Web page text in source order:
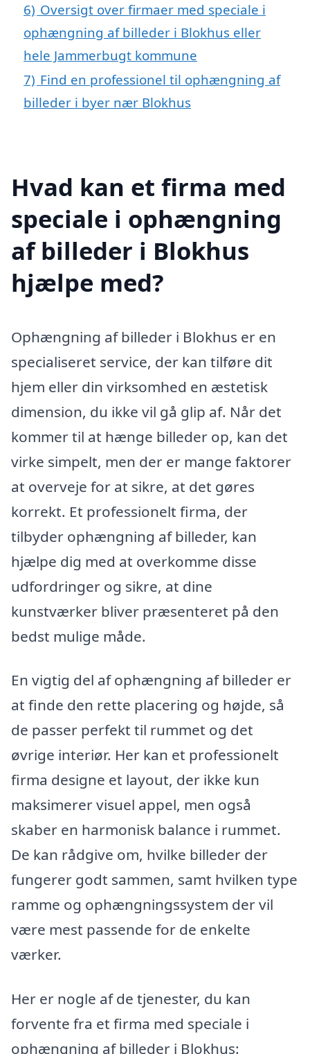
6) Oversigt over firmaer med speciale i
ophængning af billeder i Blokhus eller
hele Jammerbugt kommune
7) Find en professionel til ophængning af
billeder i byer nær Blokhus
Hvad kan et firma med
speciale i ophængning
af billeder i Blokhus
hjælpe med?
Ophængning af billeder i Blokhus er en
specialiseret service, der kan tilføre dit
hjem eller din virksomhed en æstetisk
dimension, du ikke vil gå glip af. Når det
kommer til at hænge billeder op, kan det
virke simpelt, men der er mange faktorer
at overveje for at sikre, at det gøres
korrekt. Et professionelt firma, der
tilbyder ophængning af billeder, kan
hjælpe dig med at overkomme disse
udfordringer og sikre, at dine
kunstværker bliver præsenteret på den
bedst mulige måde.
En vigtig del af ophængning af billeder er
at finde den rette placering og højde, så
de passer perfekt til rummet og det
øvrige interiør. Her kan et professionelt
firma designe et layout, der ikke kun
maksimerer visuel appel, men også
skaber en harmonisk balance i rummet.
De kan rådgive om, hvilke billeder der
fungerer godt sammen, samt hvilken type
ramme og ophængningssystem der vil
være mest passende for de enkelte
værker.
Her er nogle af de tjenester, du kan
forvente fra et firma med speciale i
ophængning af billeder i Blokhus: